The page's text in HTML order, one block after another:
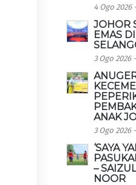
4 Ogo 2026
JOHOR
EMAS
3 Ogo 2026
ANAK
3 Ogo 2026
‘SAYA
–
NOOR